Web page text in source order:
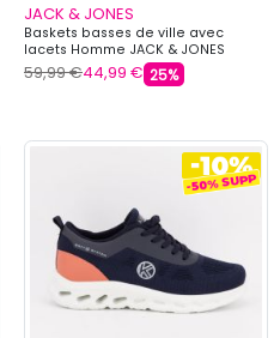
JACK & JONES
Baskets basses de ville avec
lacets Homme JACK & JONES
59,99 €44,99 € 25%